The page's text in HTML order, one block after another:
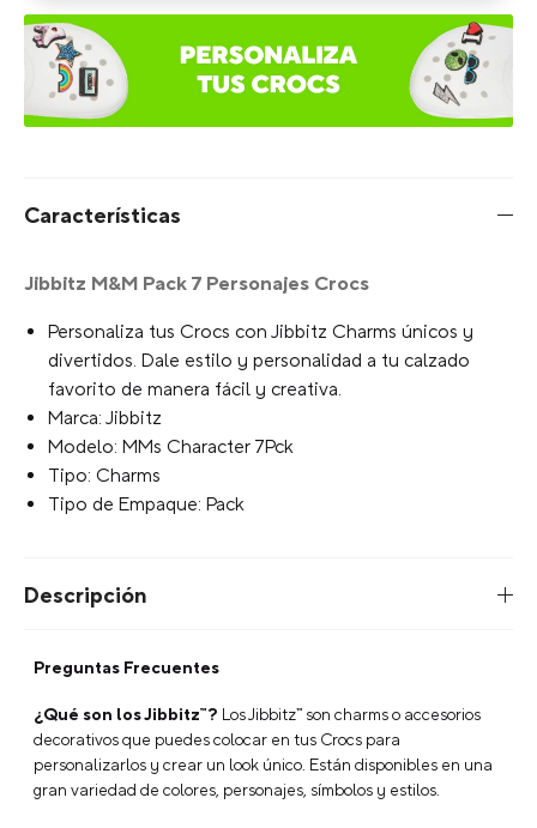
Características
Jibbitz M&M Pack 7 Personajes Crocs
Personaliza tus Crocs con Jibbitz Charms únicos y
divertidos. Dale estilo y personalidad a tu calzado
favorito de manera fácil y creativa.
Marca: Jibbitz
Modelo: MMs Character 7Pck
Tipo: Charms
Tipo de Empaque: Pack
Descripción
Preguntas Frecuentes
¿Qué son los Jibbitz™? Los Jibbitz™ son charms o accesorios
decorativos que puedes colocar en tus Crocs para
personalizarlos y crear un look único. Están disponibles en una
gran variedad de colores, personajes, símbolos y estilos.